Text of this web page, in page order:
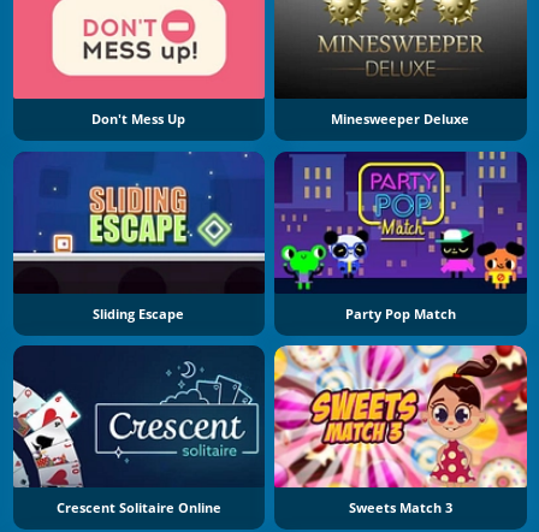
Don't Mess Up Minesweeper Deluxe
Sliding Escape Party Pop Match
Crescent Solitaire Online Sweets Match 3